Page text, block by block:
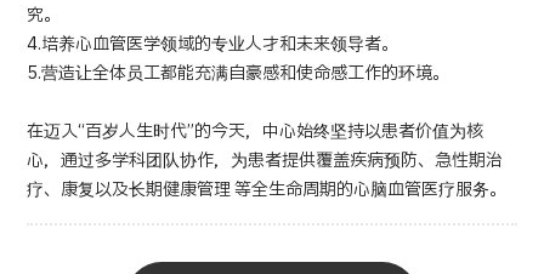
究。
4.培养心血管医学领域的专业人才和未来领导者。
5.营造让全体员工都能充满自豪感和使命感工作的环境。
在迈入“百岁人生时代”的今天，中心始终坚持以患者价值为核
心，通过多学科团队协作，为患者提供覆盖疾病预防、急性期治
疗、康复以及长期健康管理 等全生命周期的心脑血管医疗服务。